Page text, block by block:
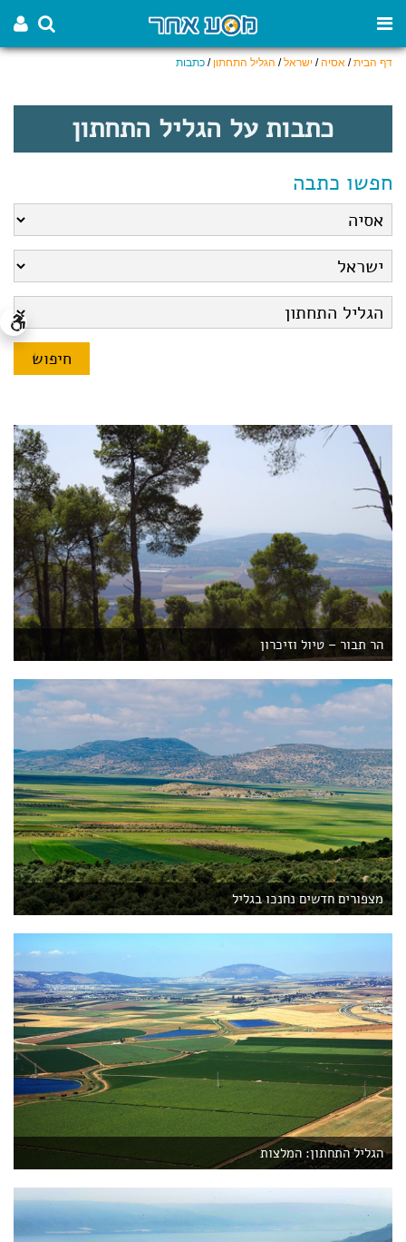
דף הבית/ אסיה/ ישראל/ הגליל התחתון / כתבות
כתבות על הגליל התחתון
חפשו כתבה
הר תבור – טיול וזיכרון
מצפורים חדשים נחנכו בגליל
הגליל התחתון: המלצות